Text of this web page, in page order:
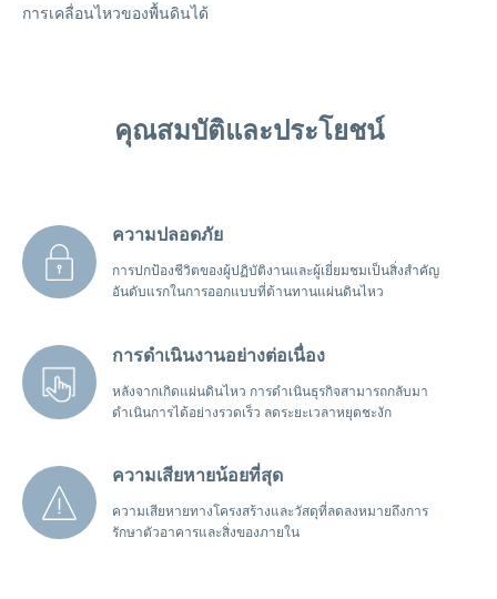
การเคลื่อนไหวของพื้นดินได้
คุณสมบัติและประโยชน์
ความปลอดภัย
การปกป้องชีวิตของผู้ปฏิบัติงานและผู้เยี่ยมชมเป็นสิ่งสำคัญ
อันดับแรกในการออกแบบที่ต้านทานแผ่นดินไหว
การดำเนินงานอย่างต่อเนื่อง
หลังจากเกิดแผ่นดินไหว การดำเนินธุรกิจสามารถกลับมา
ดำเนินการได้อย่างรวดเร็ว ลดระยะเวลาหยุดชะงัก
ความเสียหายน้อยที่สุด
ความเสียหายทางโครงสร้างและวัสดุที่ลดลงหมายถึงการ
รักษาตัวอาคารและสิ่งของภายใน